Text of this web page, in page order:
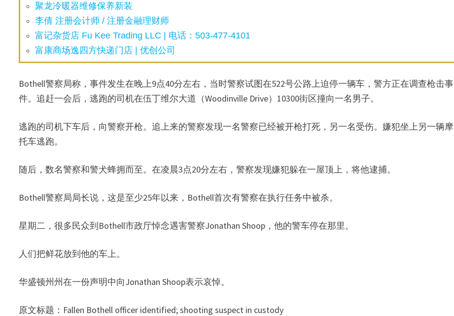
聚龙冷暖器维修保养新装
李倩 注册会计师 / 注册金融理财师
富记杂货店 Fu Kee Trading LLC | 电话：503-477-4101
富康商场逸四方快递门店 | 优创公司
Bothell警察局称，事件发生在晚上9点40分左右，当时警察试图在522号公路上迫停一辆车，警方正在调查枪击事
件。追赶一会后，逃跑的司机在伍丁维尔大道（Woodinville Drive）10300街区撞向一名男子。
逃跑的司机下车后，向警察开枪。追上来的警察发现一名警察已经被开枪打死，另一名受伤。嫌犯坐上另一辆摩
托车逃跑。
随后，数名警察和警犬蜂拥而至。在凌晨3点20分左右，警察发现嫌犯躲在一屋顶上，将他逮捕。
Bothell警察局局长说，这是至少25年以来，Bothell首次有警察在执行任务中被杀。
星期二，很多民众到Bothell市政厅悼念遇害警察Jonathan Shoop，他的警车停在那里。
人们把鲜花放到他的车上。
华盛顿州州在一份声明中向Jonathan Shoop表示哀悼。
原文标题：Fallen Bothell officer identified; shooting suspect in custody